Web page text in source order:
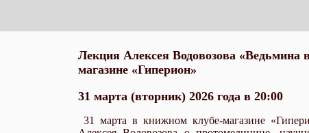
Лекция Алексея Водовозова «Ведьмина
магазине «Гиперион»
31 марта (вторник) 2026 года в 20:00
31 марта в книжном клубе-магазине